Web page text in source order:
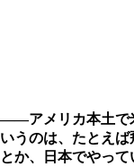
――アメリカ本土で
いうのは、たとえ
とか、日本でやっ